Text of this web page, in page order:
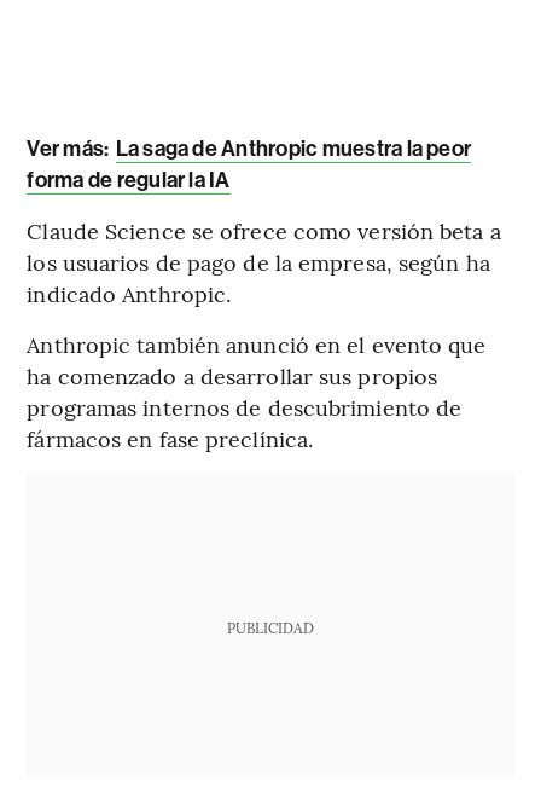
Ver más: La saga de Anthropic muestra la peor
forma de regular la IA
Claude Science se ofrece como versión beta a
los usuarios de pago de la empresa, según ha
indicado Anthropic.
Anthropic también anunció en el evento que
ha comenzado a desarrollar sus propios
programas internos de descubrimiento de
fármacos en fase preclínica.
PUBLICIDAD